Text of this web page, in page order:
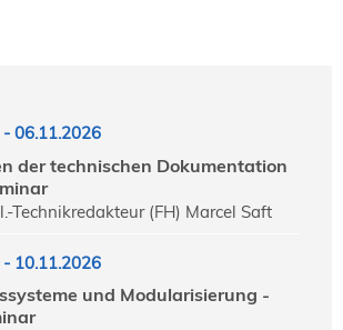
06.11.2026
der technischen Dokumentation
Technikredakteur (FH) Marcel Saft
10.11.2026
und Modularisierung -